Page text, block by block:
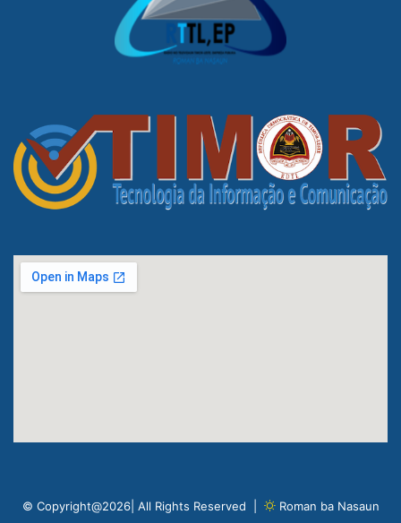
© Copyright@2026| All Rights Reserved | Roman ba Nasaun